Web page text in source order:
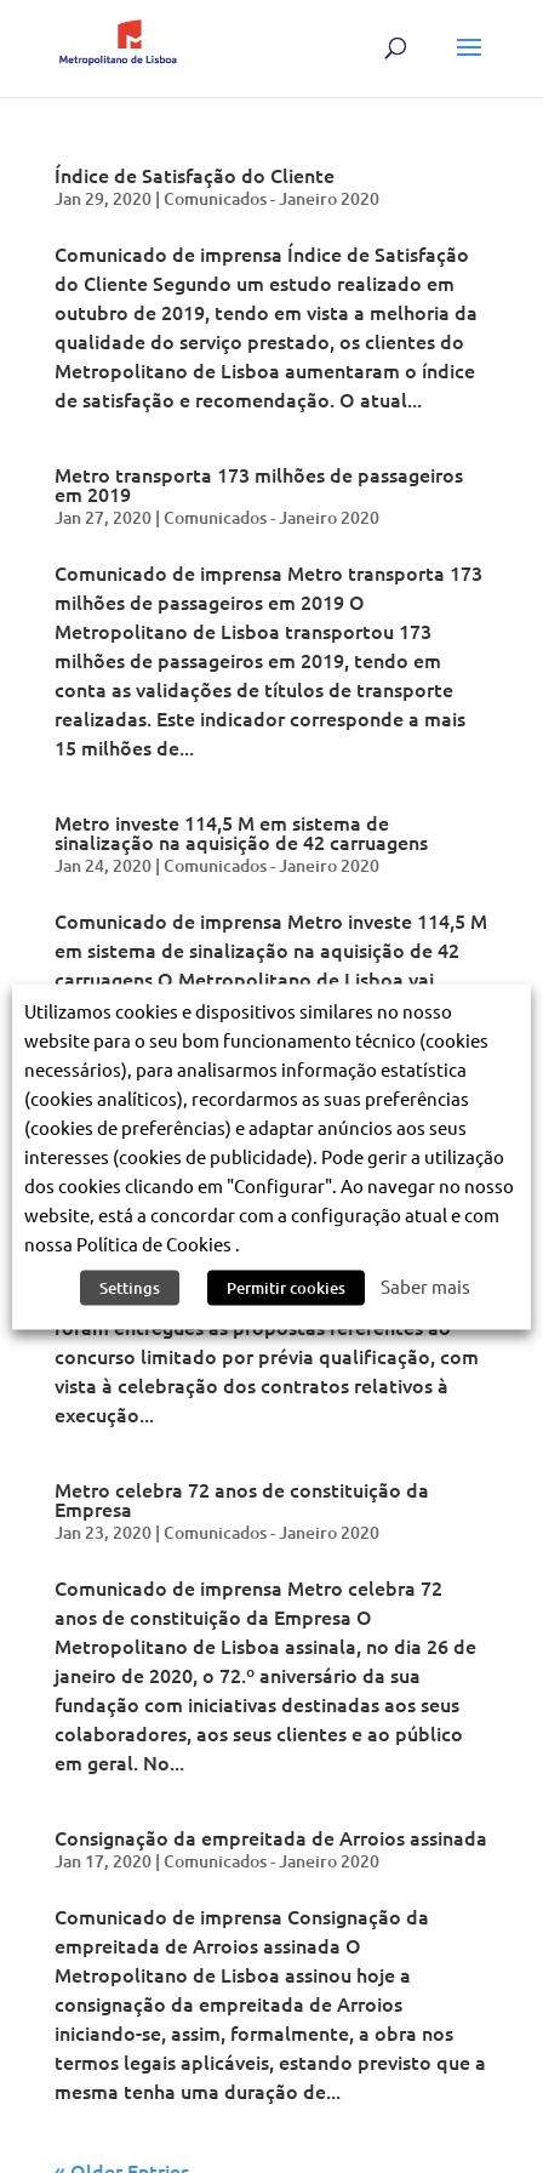
Índice de Satisfação do Cliente
Jan 29, 2020| Comunicados - Janeiro 2020
Comunicado de imprensa Índice de Satisfação
do Cliente Segundo um estudo realizado em
outubro de 2019, tendo em vista a melhoria da
qualidade do serviço prestado, os clientes do
Metropolitano de Lisboa aumentaram o índice
de satisfação e recomendação. O atual...
Metro transporta 173 milhões de passageiros
em 2019
Jan 27, 2020| Comunicados - Janeiro 2020
Comunicado de imprensa Metro transporta 173
milhões de passageiros em 2019 O
Metropolitano de Lisboa transportou 173
milhões de passageiros em 2019, tendo em
conta as validações de títulos de transporte
realizadas. Este indicador corresponde a mais
15 milhões de...
Metro investe 114,5 M em sistema de
sinalização na aquisição de 42 carruagens
Jan 24, 2020| Comunicados - Janeiro 2020
Comunicado de imprensa Metro investe 114,5 M
em sistema de sinalização na aquisição de 42
carruagens O Metropolitano de Lisboa vai
investir 114,5 milhões num novo sistema de
sinalização ferroviária que inclui a aquisição de
14 novas unidades triplas (42 carruagens) ao...
Entregues as propostas para a 1.ª Fase da
Expansão da Rede
Jan 24, 2020|Comunicados - Janeiro 2020
Comunicado de imprensa Entregues as
propostas para a 1.ª Fase da Expansão da Rede
O Metropolitano de Lisboa (ML) informa que
foram entregues as propostas referentes ao
concurso limitado por prévia qualificação, com
vista à celebração dos contratos relativos à
execução...
Metro celebra 72 anos de constituição da
Empresa
Jan 23, 2020| Comunicados - Janeiro 2020
Comunicado de imprensa Metro celebra 72
anos de constituição da Empresa O
Metropolitano de Lisboa assinala, no dia 26 de
janeiro de 2020, o 72.º aniversário da sua
fundação com iniciativas destinadas aos seus
colaboradores, aos seus clientes e ao público
em geral. No...
Consignação da empreitada de Arroios assinada
Jan 17, 2020| Comunicados - Janeiro 2020
Comunicado de imprensa Consignação da
empreitada de Arroios assinada O
Metropolitano de Lisboa assinou hoje a
consignação da empreitada de Arroios
iniciando-se, assim, formalmente, a obra nos
termos legais aplicáveis, estando previsto que a
mesma tenha uma duração de...
Utilizamos cookies e dispositivos similares no nosso
website para o seu bom funcionamento técnico (cookies
necessários), para analisarmos informação estatística
(cookies analíticos), recordarmos as suas preferências
(cookies de preferências) e adaptar anúncios aos seus
interesses (cookies de publicidade). Pode gerir a utilização
dos cookies clicando em "Configurar". Ao navegar no nosso
website, está a concordar com a configuração atual e com
nossa Política de Cookies .
Settings Permitir cookies Saber mais